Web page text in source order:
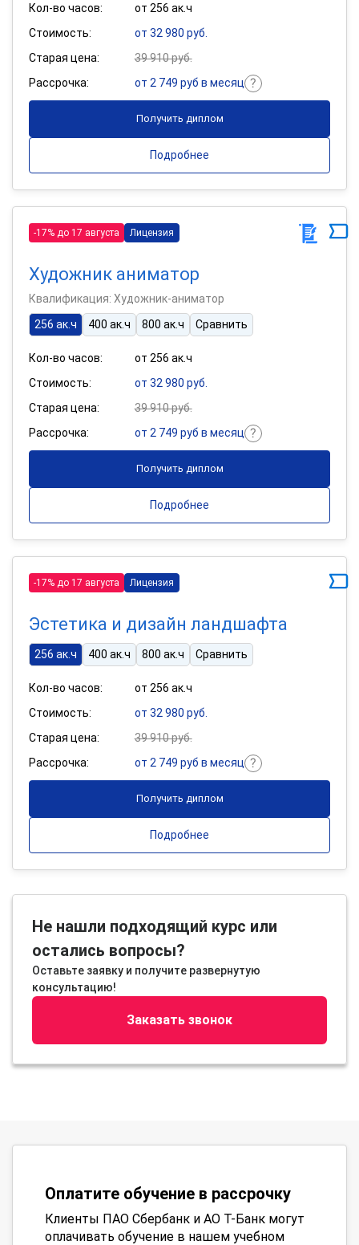
Кол-во часов:
от 256 ак.ч
Стоимость:
от 32 980 руб.
Старая цена:
39 910 руб.
Рассрочка:
от 2 749 руб в месяц
Получить диплом
Подробнее
-17% до 17 августа Лицензия
Художник аниматор
Квалификация: Художник-аниматор
256 ак.ч
400 ак.ч 800 ак.ч Сравнить
Кол-во часов:
от 256 ак.ч
Стоимость:
от 32 980 руб.
Старая цена:
39 910 руб.
Рассрочка:
от 2 749 руб в месяц
Получить диплом
Подробнее
-17% до 17 августа Лицензия
Эстетика и дизайн ландшафта
256 ак.ч 400 ак.ч 800 ак.ч Сравнить
Кол-во часов:
от 256 ак.ч
Стоимость:
от 32 980 руб.
Старая цена:
39 910 руб.
Рассрочка:
от 2 749 руб в месяц
Получить диплом
Подробнее
Не нашли подходящий курс или
остались вопросы?
Оставьте заявку и получите развернутую
консультацию!
Заказать звонок
Оплатите обучение в рассрочку
Клиенты ПАО Сбербанк и АО Т-Банк могут
оплачивать обучение в нашем учебном